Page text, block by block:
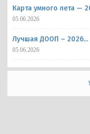
Карта умного лета —
05.06.2026
Лучшая ДООП – 2026...
05.06.2026